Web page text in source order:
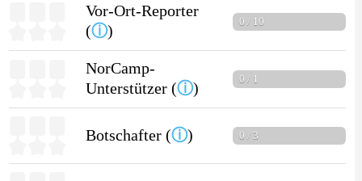
Vor-Ort-Reporter
(ⓘ)
0 / 10
NorCamp-
Unterstützer (ⓘ)
0 / 1
Botschafter (ⓘ) 0 / 3